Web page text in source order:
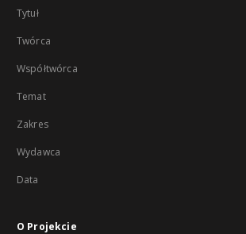
Tytuł
Twórca
Współtwórca
Temat
Zakres
Wydawca
Data
O Projekcie